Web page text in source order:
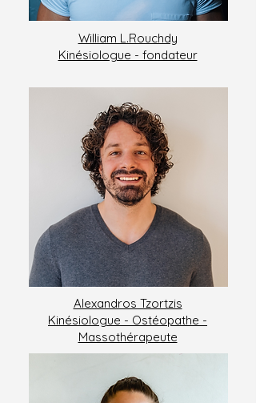
William L.Rouchdy
Kinésiologue - fondateur
Alexandros Tzortzis
Kinésiologue - Ostéopathe -
Massothérapeute